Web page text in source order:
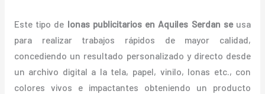
Este tipo de lonas publicitarios en Aquiles Serdan seusa
para realizar trabajos rápidos de mayor calidad,
concediendo un resultado personalizado y directo desde
un archivo digital a la tela, papel, vinilo, lonas etc., con
colores vivos e impactantes obteniendo un producto